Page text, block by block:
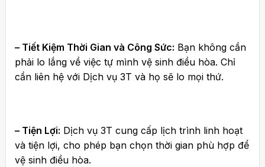
– Tiết Kiệm Thời Gian và Công Sức: Bạn không cần
phải lo lắng về việc tự mình vệ sinh điều hòa. Chỉ
cần liên hệ với Dịch vụ 3T và họ sẽ lo mọi thứ.
– Tiện Lợi: Dịch vụ 3T cung cấp lịch trình linh hoạt
và tiện lợi, cho phép bạn chọn thời gian phù hợp để
vệ sinh điều hòa.